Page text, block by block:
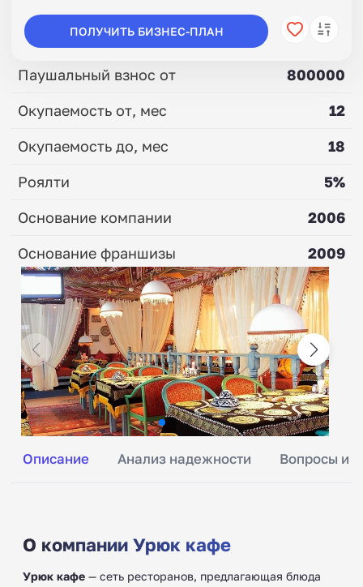
Описание Анализ надежности Вопросы и
О компании Урюк кафе
Урюк кафе — сеть ресторанов, предлагающая блюда
ПОЛУЧИТЬ БИЗНЕС-ПЛАН
Паушальный взнос от
800000
Окупаемость от, мес
12
Окупаемость до, мес
18
Роялти
5%
Основание компании
2006
Основание франшизы
2009